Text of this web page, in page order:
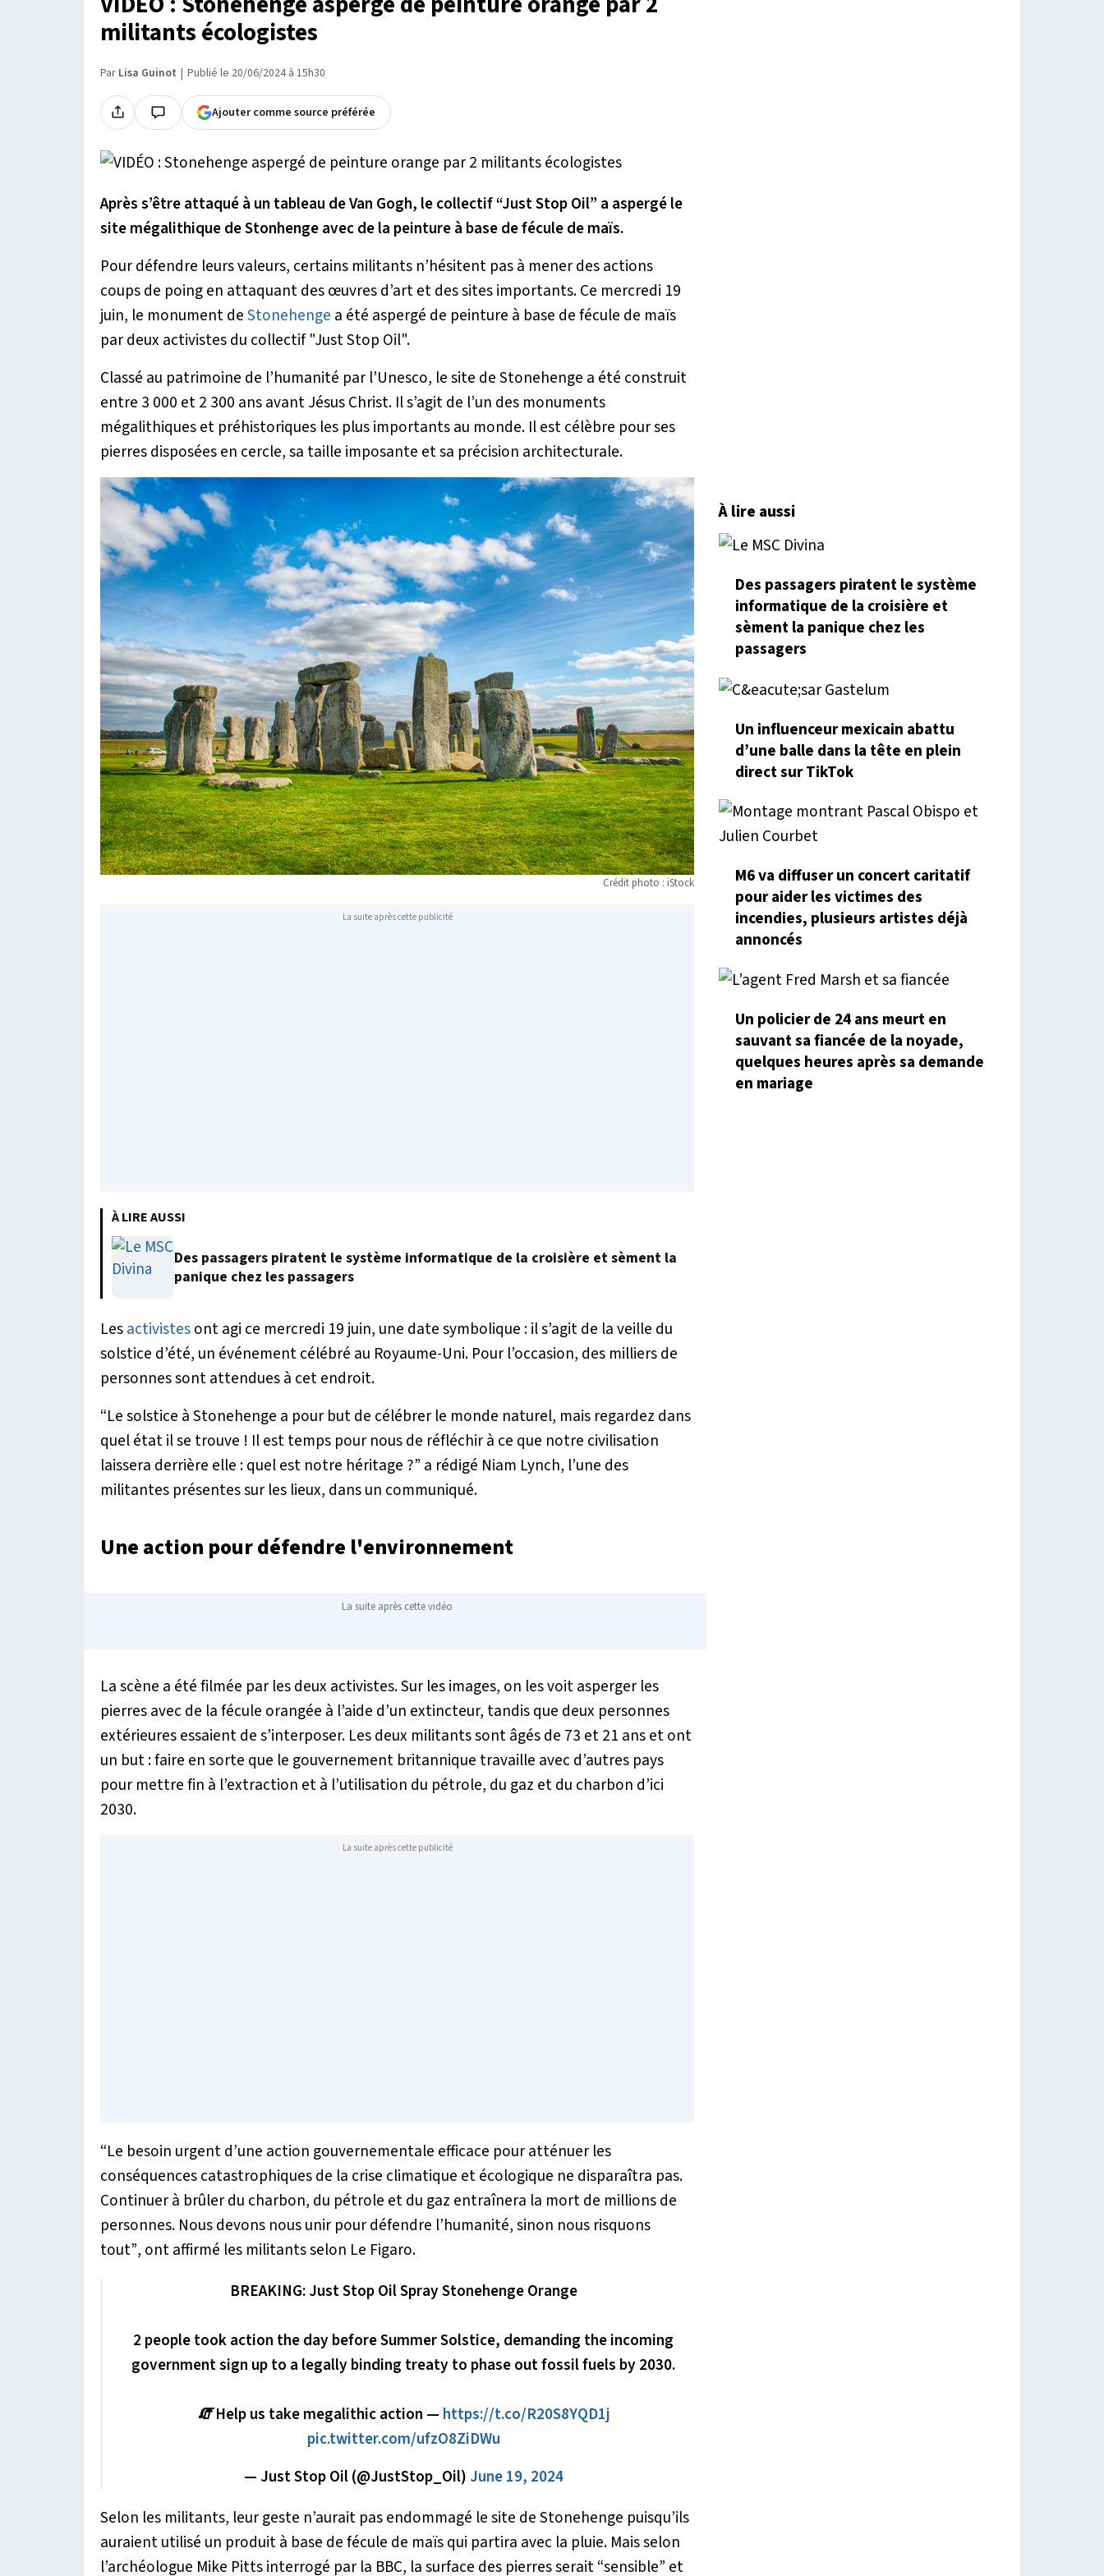
militants écologistes
Par Lisa Guinot Publié le 20/06/2024 à 15h30
Ajouter comme source préférée
Après s’être attaqué à un tableau de Van Gogh, le collectif “Just Stop Oil” a aspergé le
site mégalithique de Stonhenge avec de la peinture à base de fécule de maïs.
Pour défendre leurs valeurs, certains militants n’hésitent pas à mener des actions
coups de poing en attaquant des œuvres d’art et des sites importants. Ce mercredi 19
juin, le monument deStonehenge a été aspergé de peinture à base de fécule de maïs
par deux activistes du collectif "Just Stop Oil".
Classé au patrimoine de l’humanité par l’Unesco, le site de Stonehenge a été construit
entre 3 000 et 2 300 ans avant Jésus Christ. Il s’agit de l’un des monuments
mégalithiques et préhistoriques les plus importants au monde. Il est célèbre pour ses
pierres disposées en cercle, sa taille imposante et sa précision architecturale.
Crédit photo : iStock
La suite après cette publicité
À LIRE AUSSI
Des passagers piratent le système informatique de la croisière et sèment la
panique chez les passagers
Lesactivistesont agi ce mercredi 19 juin, une date symbolique : il s’agit de la veille du
solstice d’été, un événement célébré au Royaume-Uni. Pour l’occasion, des milliers de
personnes sont attendues à cet endroit.
“Le solstice à Stonehenge a pour but de célébrer le monde naturel, mais regardez dans
quel état il se trouve ! Il est temps pour nous de réfléchir à ce que notre civilisation
laissera derrière elle : quel est notre héritage ?” a rédigé Niam Lynch, l’une des
militantes présentes sur les lieux, dans un communiqué.
Une action pour défendre l'environnement
La suite après cette vidéo
La scène a été filmée par les deux activistes. Sur les images, on les voit asperger les
pierres avec de la fécule orangée à l’aide d’un extincteur, tandis que deux personnes
extérieures essaient de s’interposer. Les deux militants sont âgés de 73 et 21 ans et ont
un but : faire en sorte que le gouvernement britannique travaille avec d’autres pays
pour mettre fin à l’extraction et à l’utilisation du pétrole, du gaz et du charbon d’ici
2030.
La suite après cette publicité
“Le besoin urgent d’une action gouvernementale efficace pour atténuer les
conséquences catastrophiques de la crise climatique et écologique ne disparaîtra pas.
Continuer à brûler du charbon, du pétrole et du gaz entraînera la mort de millions de
personnes. Nous devons nous unir pour défendre l’humanité, sinon nous risquons
tout”, ont affirmé les militants selon Le Figaro.
BREAKING: Just Stop Oil Spray Stonehenge Orange
2 people took action the day before Summer Solstice, demanding the incoming
government sign up to a legally binding treaty to phase out fossil fuels by 2030.
🧯 Help us take megalithic action — https://t.co/R20S8YQD1j
pic.twitter.com/ufzO8ZiDWu
— Just Stop Oil (@JustStop_Oil) June 19, 2024
Selon les militants, leur geste n’aurait pas endommagé le site de Stonehenge puisqu’ils
auraient utilisé un produit à base de fécule de maïs qui partira avec la pluie. Mais selon
l’archéologue Mike Pitts interrogé par la BBC, la surface des pierres serait“sensible” et
À lire aussi
Des passagers piratent le système
informatique de la croisière et
sèment la panique chez les
passagers
Un influenceur mexicain abattu
d’une balle dans la tête en plein
direct sur TikTok
M6 va diffuser un concert caritatif
pour aider les victimes des
incendies, plusieurs artistes déjà
annoncés
Un policier de 24 ans meurt en
sauvant sa fiancée de la noyade,
quelques heures après sa demande
en mariage